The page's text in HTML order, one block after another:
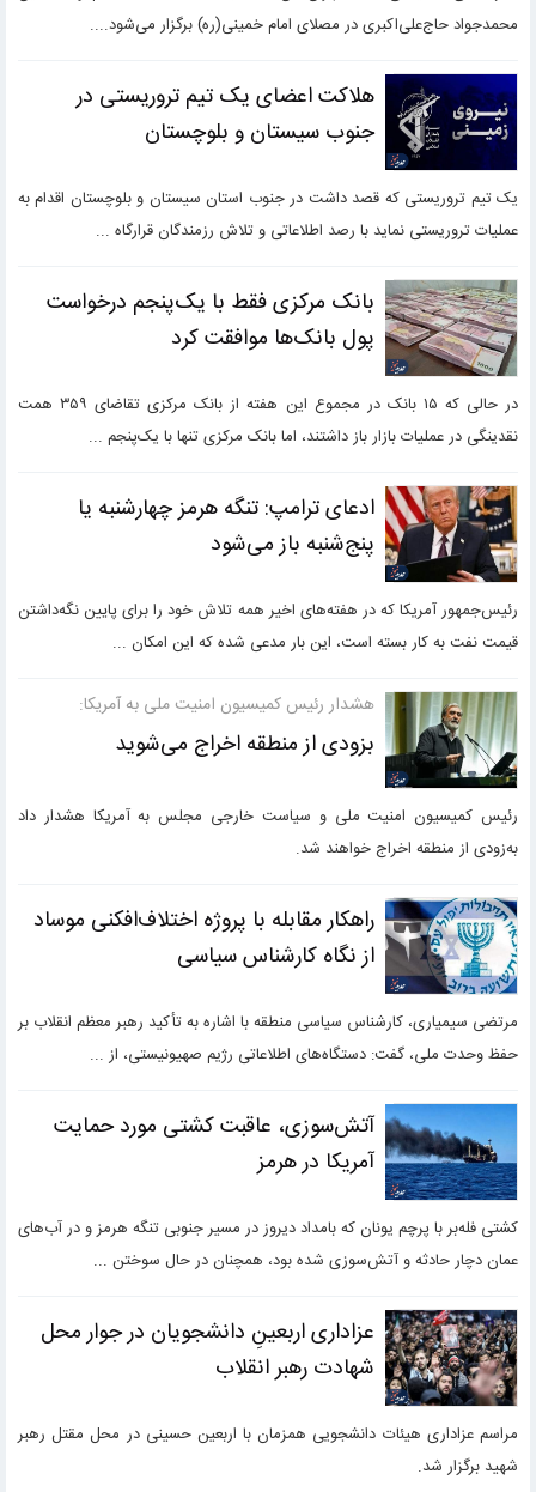
محمدجواد حاج‌علی‌اکبری در مصلای امام خمینی(ره) برگزار می‌شود....
هلاکت اعضای یک تیم تروریستی در
جنوب سیستان و بلوچستان
یک تیم تروریستی که قصد داشت در جنوب استان سیستان و بلوچستان اقدام به
عملیات تروریستی نماید با رصد اطلاعاتی و تلاش رزمندگان قرارگاه ...
بانک مرکزی فقط با یک‌‎پنجم درخواست
پول بانک‌ها موافقت کرد
در حالی که ۱۵ بانک‌ در مجموع این هفته از بانک مرکزی تقاضای ۳۵۹ همت
نقدینگی در عملیات بازار باز داشتند، اما بانک مرکزی تنها با یک‌پنجم ...
ادعای ترامپ: تنگه هرمز چهارشنبه یا
پنج‌شنبه باز می‌شود
رئیس‌جمهور آمریکا که در هفته‌های اخیر همه تلاش خود را برای پایین نگه‌داشتن
قیمت نفت به کار بسته است، این بار مدعی شده که این امکان ...
هشدار رئیس کمیسیون امنیت ملی به آمریکا:
بزودی از منطقه اخراج می‌شوید
رئیس کمیسیون امنیت ملی و سیاست خارجی مجلس به آمریکا هشدار داد
به‌زودی از منطقه اخراج خواهند شد.
راهکار مقابله با پروژه اختلاف‌افکنی موساد
از نگاه کارشناس سیاسی
مرتضی سیمیاری، کارشناس سیاسی منطقه با اشاره به تأکید رهبر معظم انقلاب بر
حفظ وحدت ملی، گفت: دستگاه‌های اطلاعاتی رژیم صهیونیستی، از ...
آتش‌سوزی، عاقبت کشتی مورد حمایت
آمریکا در هرمز
کشتی فله‌بر با پرچم یونان که بامداد دیروز در مسیر جنوبی تنگه هرمز و در آب‌های
عمان دچار حادثه و آتش‌سوزی شده بود، همچنان در حال سوختن ...
عزاداری اربعینِ دانشجویان در جوار محل
شهادت رهبر انقلاب
مراسم عزاداری هیئات دانشجویی همزمان با اربعین حسینی در محل مقتل رهبر
شهید برگزار شد.